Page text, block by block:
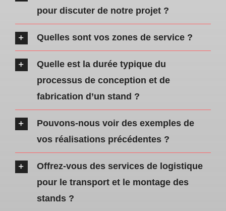
pour discuter de notre projet ?
Quelles sont vos zones de service ?
Quelle est la durée typique du
processus de conception et de
fabrication d’un stand ?
Pouvons-nous voir des exemples de
vos réalisations précédentes ?
Offrez-vous des services de logistique
pour le transport et le montage des
stands ?